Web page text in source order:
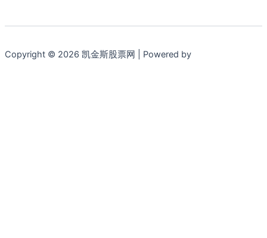
Copyright © 2026 凯金斯股票网 | Powered by